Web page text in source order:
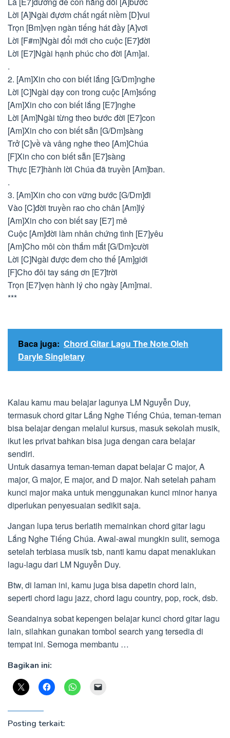
Lời [A]Ngài đựơm chất ngất niềm [D]vui
Trọn [Bm]vẹn ngàn tiếng hát đầy [A]vơi
Lời [F#m]Ngài đổi mới cho cuộc [E7]đời
Lời [E7]Ngài hạnh phúc cho đời [Am]ai.
.
2. [Am]Xin cho con biết lắng [G/Dm]nghe
Lời [C]Ngài dạy con trong cuộc [Am]sống
[Am]Xin cho con biết lắng [E7]nghe
Lời [Am]Ngài từng theo bước đời [E7]con
[Am]Xin cho con biết sẵn [G/Dm]sàng
Trở [C]về và vâng nghe theo [Am]Chúa
[F]Xin cho con biết sẵn [E7]sàng
Thực [E7]hành lời Chúa đã truyền [Am]ban.
.
3. [Am]Xin cho con vững bước [G/Dm]đi
Vào [C]đời truyền rao cho chân [Am]lý
[Am]Xin cho con biết say [E7] mê
Cuộc [Am]đời làm nhân chứng tình [E7]yêu
[Am]Cho môi còn thắm mắt [G/Dm]cười
Lời [C]Ngài được đem cho thế [Am]giới
[F]Cho đôi tay sáng ơn [E7]trời
Trọn [E7]vẹn hành lý cho ngày [Am]mai.
***
Baca juga: Chord Gitar Lagu The Note Oleh
Daryle Singletary
Kalau kamu mau belajar lagunya LM Nguyễn Duy,
termasuk chord gitar Lắng Nghe Tiếng Chúa, teman-teman
bisa belajar dengan melalui kursus, masuk sekolah musik,
ikut les privat bahkan bisa juga dengan cara belajar
sendiri.
Untuk dasarnya teman-teman dapat belajar C major, A
major, G major, E major, and D major. Nah setelah paham
kunci major maka untuk menggunakan kunci minor hanya
diperlukan penyesuaian sedikit saja.
Jangan lupa terus berlatih memainkan chord gitar lagu
Lắng Nghe Tiếng Chúa. Awal-awal mungkin sulit, semoga
setelah terbiasa musik tsb, nanti kamu dapat menaklukan
lagu-lagu dari LM Nguyễn Duy.
Btw, di laman ini, kamu juga bisa dapetin chord lain,
seperti chord lagu jazz, chord lagu country, pop, rock, dsb.
Seandainya sobat kepengen belajar kunci chord gitar lagu
lain, silahkan gunakan tombol search yang tersedia di
tempat ini. Semoga membantu …
Bagikan ini:
Posting terkait: